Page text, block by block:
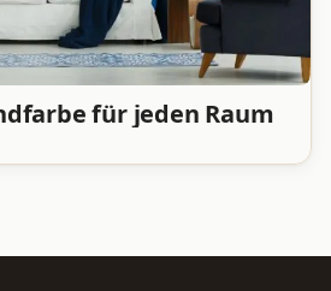
für jeden Raum